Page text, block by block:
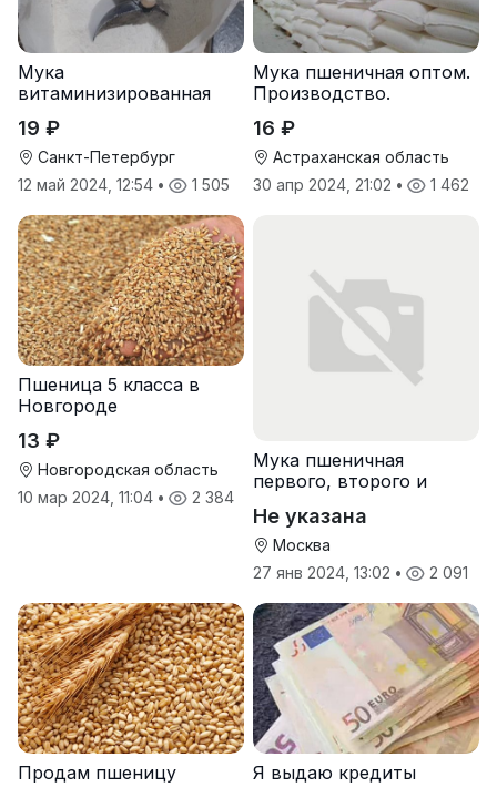
Мука
витаминизированная
19 ₽
Санкт-Петербург
12 май 2024, 12:54 • 1 505
Мука пшеничная оптом.
Производство.
16 ₽
Астраханская область
30 апр 2024, 21:02 • 1 462
Пшеница 5 класса в
Новгороде
13 ₽
Новгородская область
10 мар 2024, 11:04 • 2 384
Мука пшеничная
первого, второго и
Не указана
Москва
27 янв 2024, 13:02 • 2 091
Продам пшеницу Я выдаю кредиты